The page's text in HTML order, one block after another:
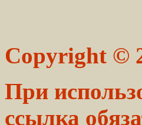
Copyright ©
При
ссылка